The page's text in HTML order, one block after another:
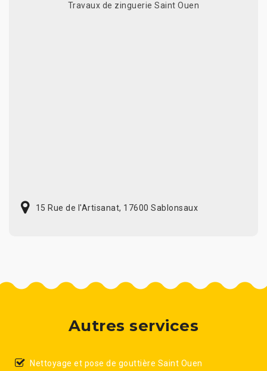
Travaux de zinguerie Saint Ouen
15 Rue de l'Artisanat, 17600 Sablonsaux
Autres services
Nettoyage et pose de gouttière Saint Ouen